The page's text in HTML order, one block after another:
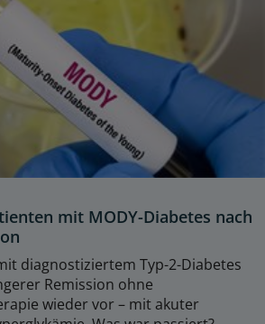
mit MODY-Diabetes nach
diagnostiziertem Typ-2-Diabetes
Remission ohne
wieder vor – mit akuter